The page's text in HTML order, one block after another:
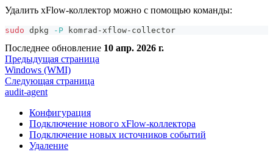
Удалить xFlow-коллектор можно с помощью команды:
sudo dpkg -P komrad-xflow-collector
Последнее обновление 10 апр. 2026 г.
Предыдущая страница
Windows (WMI)
Следующая страница
audit-agent
Конфигурация
Подключение нового xFlow-коллектора
Подключение новых источников событий
Удаление